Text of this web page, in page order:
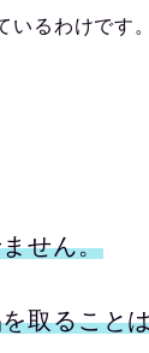
るわけです。
せん。
取ること